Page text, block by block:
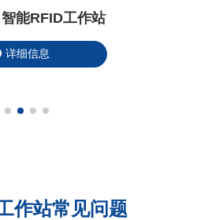
能RFID工作站
详细信息
作站常见问题